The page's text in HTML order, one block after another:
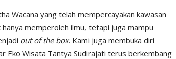
Wacana yang telah mempercayakan kawasan
memperoleh ilmu, tetapi juga mampu
out of the box. Kami juga membuka diri
Eko Wisata Tantya Sudirajati terus berkembang